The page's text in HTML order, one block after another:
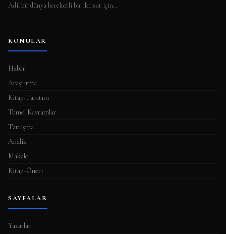
Adil bir dünya bereketli bir iktisat için…
KONULAR
Haber
Araştırma
Kitap-Tanıtım
Temel Kavramlar
Tartışma
Analiz
Makale
Kitap-Öneri
SAYFALAR
Yazarlar